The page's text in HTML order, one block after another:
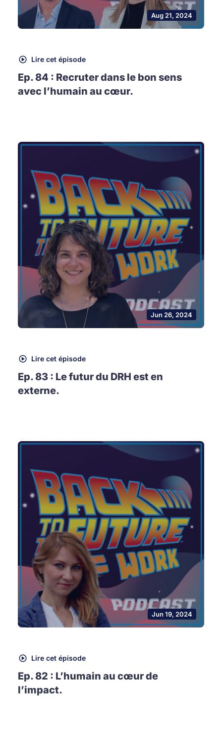
Aug 21, 2024
Lire cet épisode
Ep. 84 : Recruter dans le bon sens
avec l’humain au cœur.
Jun 26, 2024
Lire cet épisode
Ep. 83 : Le futur du DRH est en
externe.
Jun 19, 2024
Lire cet épisode
Ep. 82 : L’humain au cœur de
l’impact.